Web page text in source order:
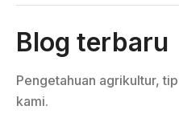
Blog terbaru
Pengetahuan agrikultur,
kami.